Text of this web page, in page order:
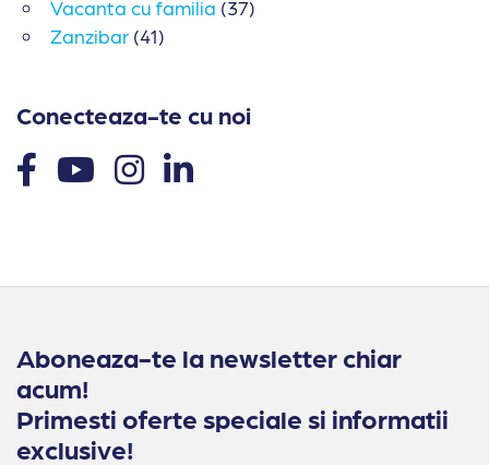
Vacanta cu familia (37)
Zanzibar (41)
Conecteaza-te cu noi
Aboneaza-te la newsletter chiar
acum!
Primesti oferte speciale si informatii
exclusive!